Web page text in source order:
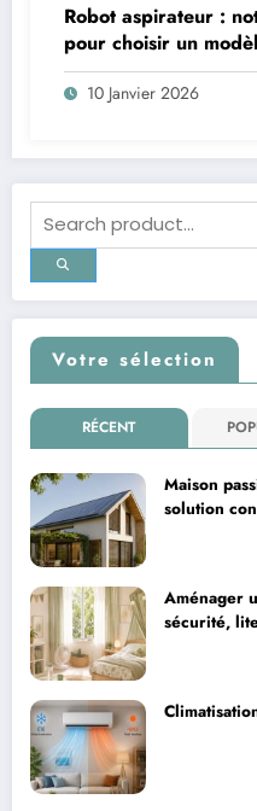
Robot aspirateur :
pour choisir un
à votre logement
10 Janvier 2026
Votre sélection
RÉCENT
Maison
solution
Aménager
sécurité,